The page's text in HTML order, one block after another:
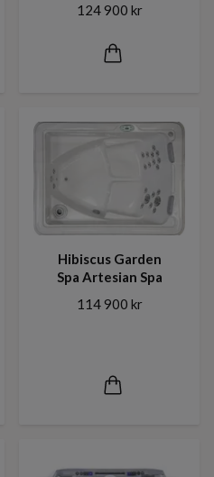
124 900 kr
Hibiscus Garden
Spa Artesian Spa
114 900 kr